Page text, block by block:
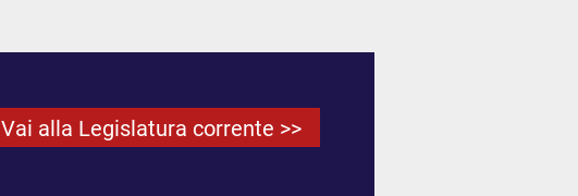
Vai alla Legislatura corrente >>